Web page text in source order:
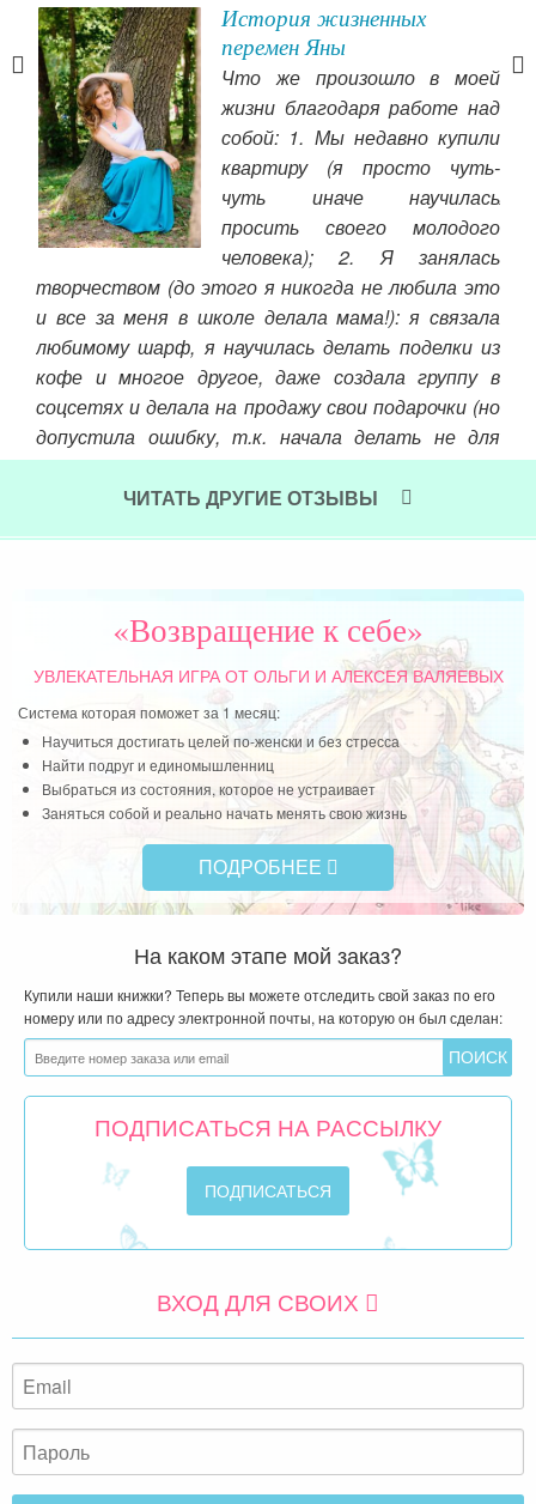
История жизненных
перемен Яны
Что же произошло в моей
жизни благодаря работе над
собой: 1. Мы недавно купили
квартиру (я просто чуть-
чуть иначе научилась
просить своего молодого
человека); 2. Я занялась
творчеством (до этого я никогда не любила это
и все за меня в школе делала мама!): я связала
любимому шарф, я научилась делать поделки из
кофе и многое другое, даже создала группу в
соцсетях и делала на продажу свои подарочки (но
допустила ошибку, т.к. начала делать не для
удовольствия, а за денежный результат). Сейчас
я делаю это только для удовольствия и на
себе новое платье, сейчас купила ткань и буду
учиться шить сарафан
Читать далее »
ЧИТАТЬ ДРУГИЕ ОТЗЫВЫ
«Возвращение к себе»
УВЛЕКАТЕЛЬНАЯ ИГРАОТ ОЛЬГИ И АЛЕКСЕЯ ВАЛЯЕВЫХ
Система которая поможет за 1 месяц:
Научиться достигать целей по-женски и без стресса
Найти подруг и единомышленниц
Выбраться из состояния, которое не устраивает
Заняться собой и реально начать менять свою жизнь
ПОДРОБНЕЕ
На каком этапе мой заказ?
Купили наши книжки? Теперь вы можете отследить свой заказ по его
номеру или по адресу электронной почты, на которую он был сделан:
ПОДПИСАТЬСЯ НА РАССЫЛКУ
ВХОД ДЛЯ СВОИХ